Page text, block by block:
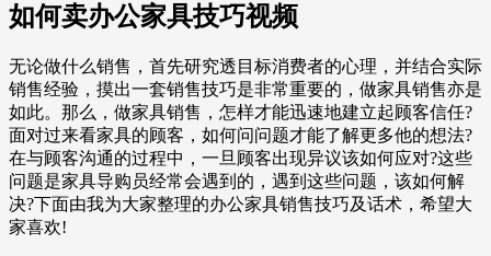
如何卖办公家具技巧视频
无论做什么销售，首先研究透目标消费者的心理，并结合实际
销售经验，摸出一套销售技巧是非常重要的，做家具销售亦是
如此。那么，做家具销售，怎样才能迅速地建立起顾客信任?
面对过来看家具的顾客，如何问问题才能了解更多他的想法?
在与顾客沟通的过程中，一旦顾客出现异议该如何应对?这些
问题是家具导购员经常会遇到的，遇到这些问题，该如何解
决?下面由我为大家整理的办公家具销售技巧及话术，希望大
家喜欢!